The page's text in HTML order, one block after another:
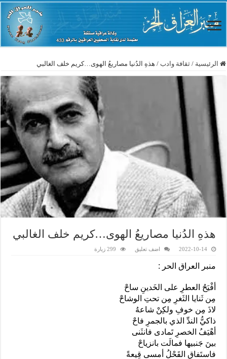
الرئيسية / ثقافة وادب / هذهِ الدُنيا مصاريعُ الهوى…كريم خلف الغالبي
هذهِ الدُنيا مصاريعُ الهوى…كريم خلف الغالبي
2022-10-14 اضف تعليق 299 زيارة
منبر العراق الحر :
أفْيَحُ العطرِ على الخَدينِ ساحْ
مِن ثَنايا الثَغرِ مِن تحتِ الوشاحْ
لاذَ مِن خوفِ ولكِنْ شاعهُ
‏ذاكيُّ الندِّ الذي بالجمرِ فاحْ
أهْيَفُ الخصرِ تَمادى فانثَنى
بينَ جَنبيها فمالَت بانزياحْ ‏
فاستَفاق القَحْلُ أمسى قِيعةً